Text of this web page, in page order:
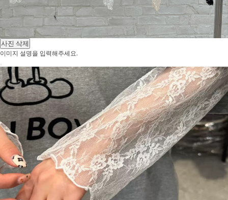
사진 삭제
이미지 설명을 입력해주세요.